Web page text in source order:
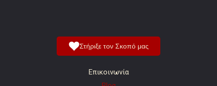
Στήριξε τον Σκοπό μας
Επικοινωνία